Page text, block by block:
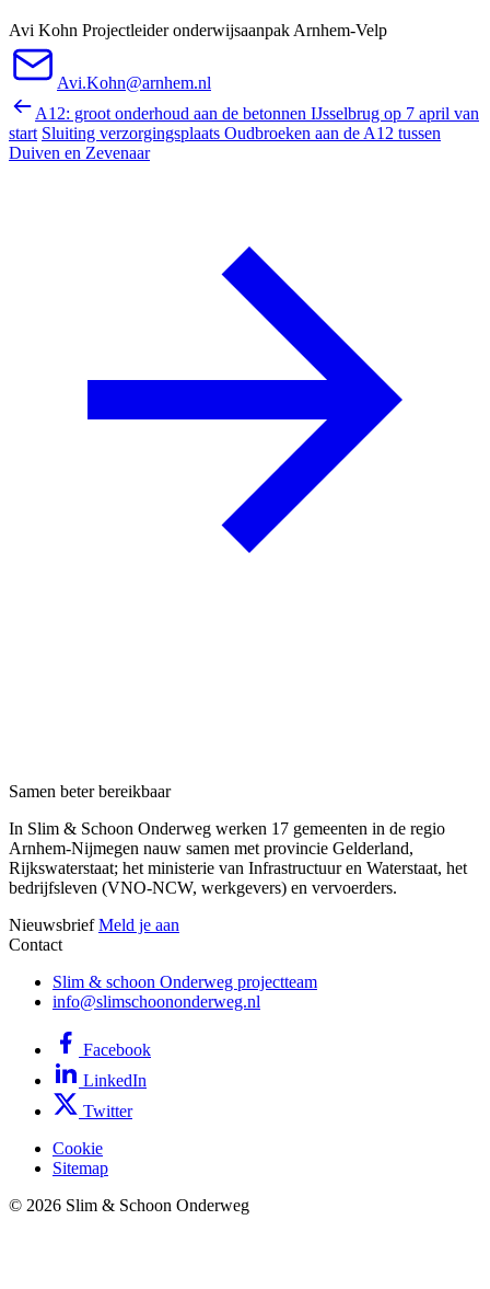
Avi Kohn Projectleider onderwijsaanpak Arnhem-Velp
Avi.Kohn@arnhem.nl
A12: groot onderhoud aan de betonnen IJsselbrug op 7 april van
start Sluiting verzorgingsplaats Oudbroeken aan de A12 tussen
Duiven en Zevenaar
Samen beter bereikbaar
In Slim & Schoon Onderweg werken 17 gemeenten in de regio
Arnhem-Nijmegen nauw samen met provincie Gelderland,
Rijkswaterstaat; het ministerie van Infrastructuur en Waterstaat, het
bedrijfsleven (VNO-NCW, werkgevers) en vervoerders.
Nieuwsbrief Meld je aan
Contact
Slim & schoon Onderweg projectteam
info@slimschoononderweg.nl
Facebook
LinkedIn
Twitter
Cookie
Sitemap
© 2026 Slim & Schoon Onderweg